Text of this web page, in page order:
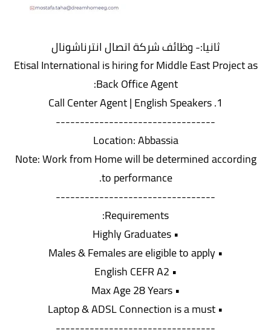
ثانيا:- وظائف شركة اتصال انترناشونال
Etisal International is hiring for Middle East Project as
Back Office Agent:
1. Call Center Agent | English Speakers
---------------------------------
Location: Abbassia
Note: Work from Home will be determined according
to performance.
---------------------------------
Requirements:
• Highly Graduates
• Males & Females are eligible to apply
• English CEFR A2
• Max Age 28 Years
• Laptop & ADSL Connection is a must